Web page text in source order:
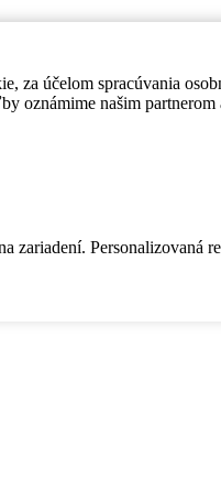
za účelom spracúvania
oznámime našim
Personalizovaná